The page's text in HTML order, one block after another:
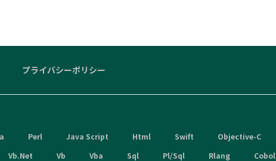
プライバシーポリシー
Perl Java Script Html Swift Objective-C
Vb.Net Vb Vba Sql Pl/Sql Rlang Cobol